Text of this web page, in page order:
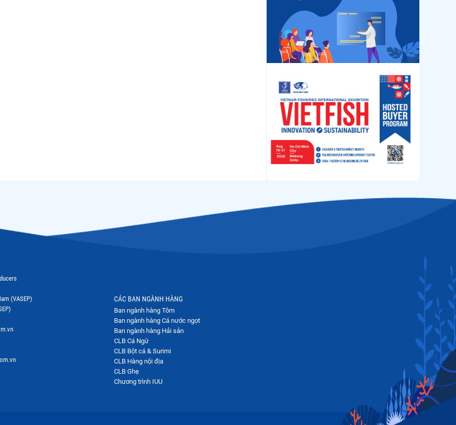
(VASEP)
CÁC BAN NGÀNH HÀNG
Ban ngành hàng Tôm
Ban ngành hàng Cá nước ngọt
Ban ngành hàng Hải sản
CLB Cá Ngừ
CLB Bột cá & Surimi
CLB Hàng nội địa
CLB Ghẹ
Chương trình IUU